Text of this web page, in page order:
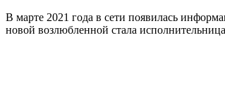
В марте 2021 года в сети появилась
новой возлюбленной стала